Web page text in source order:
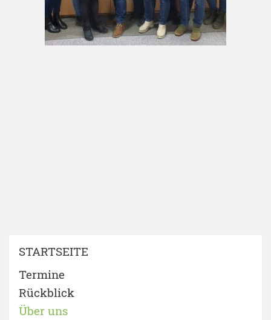
STARTSEITE
Termine
Rückblick
Über uns